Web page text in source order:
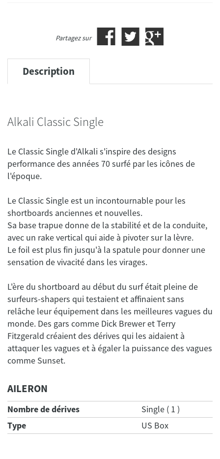
Partagez sur
Description
Alkali Classic Single
Le Classic Single d'Alkali s'inspire des designs
performance des années 70 surfé par les icônes de
Le Classic Single est un incontournable pour les
shortboards anciennes et nouvelles.
Sa base trapue donne de la stabilité et de la conduite,
avec un rake vertical qui aide à pivoter sur la lèvre.
Le foil est plus fin jusqu'à la spatule pour donner une
L'ère du shortboard au début du surf était pleine de
surfeurs-shapers qui testaient et affinaient sans
relâche leur équipement dans les meilleures vagues du
monde. Des gars comme Dick Brewer et Terry
Fitzgerald créaient des dérives qui les aidaient à
attaquer les vagues et à égaler la puissance des vagues
AILERON
Nombre de dérives
Single ( 1 )
Type
US Box